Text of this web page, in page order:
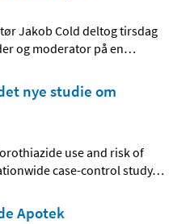
Jakob Cold deltog tirsdag
og moderator på en…
nye studie om
use and risk of
case-control study…
Apotek